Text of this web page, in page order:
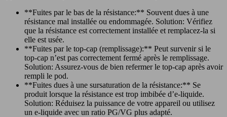
**Fuites par le bas de la résistance:** Souvent dues à une
résistance mal installée ou endommagée. Solution: Vérifiez
que la résistance est correctement installée et remplacez-la si
elle est usée.
**Fuites par le top-cap (remplissage):** Peut survenir si le
top-cap n’est pas correctement fermé après le remplissage.
Solution: Assurez-vous de bien refermer le top-cap après avoir
rempli le pod.
**Fuites dues à une sursaturation de la résistance:** Se
produit lorsque la résistance est trop imbibée d’e-liquide.
Solution: Réduisez la puissance de votre appareil ou utilisez
un e-liquide avec un ratio PG/VG plus adapté.